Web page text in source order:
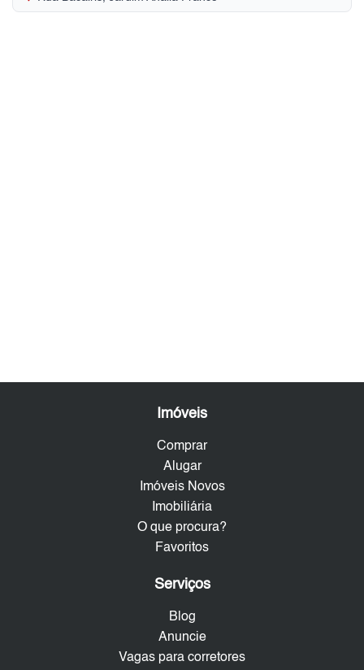
Imóveis
Comprar
Alugar
Imóveis Novos
Imobiliária
O que procura?
Favoritos
Serviços
Blog
Anuncie
Vagas para corretores